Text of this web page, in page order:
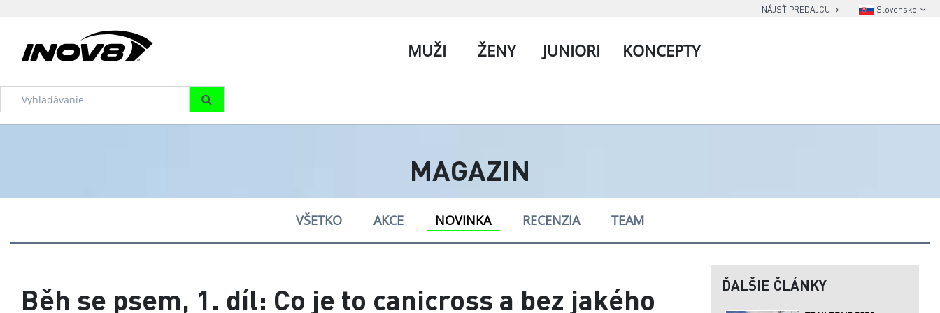
NÁJSŤ PREDAJCU Slovensko
MUŽI ŽENY JUNIORI KONCEPTY
MAGAZIN
VŠETKO AKCE NOVINKA RECENZIA TEAM
Běh se psem, 1. díl: Co je to canicross a bez jakého ĎALŠIE ČLÁNKY